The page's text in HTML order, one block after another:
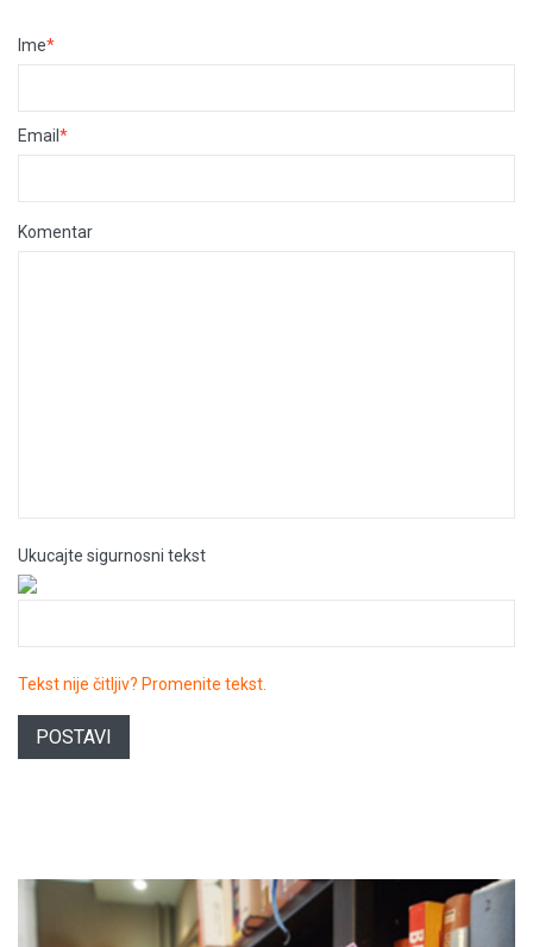
Ime*
Email *
Komentar
Ukucajte sigurnosni tekst
Tekst nije čitljiv? Promenite tekst.
POSTAVI